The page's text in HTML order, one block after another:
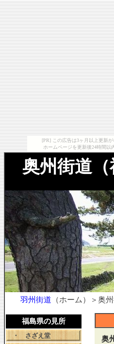
[PR] この広告は3ヶ月以上更新
ホームページを更新後24時間以
奥州街道（
羽州街道 （ホーム）＞奥
福島県の見所
・ さざえ堂
奥